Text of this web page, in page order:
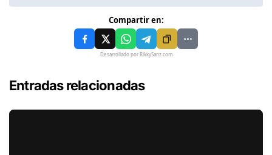
Compartir en:
Desarrollado por RikkySanz.com
Entradas relacionadas